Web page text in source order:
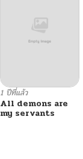
10/24/2024
10/24/2024
1 ปีที่แล้ว
All demons are
my servants